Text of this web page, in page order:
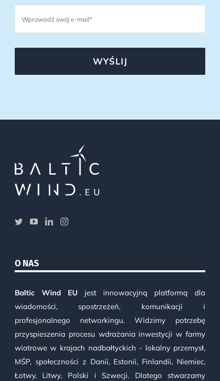
WYŚLIJ
O NAS
Baltic Wind EU jest innowacyjną platformą dla
wiadomości, spostrzeżeń, komunikacji i
profesjonalnego networkingu. Widzimy potrzebę
przyspieszenia procesu wdrażania inwestycji w farmy
wiatrowe w krajach nadbałtyckich - lokalny przemysł,
MŚP, społeczności z Danii, Estonii, Finlandii, Niemiec,
Łotwy, Litwy, Polski i Szwecji. Dlatego stwarzamy